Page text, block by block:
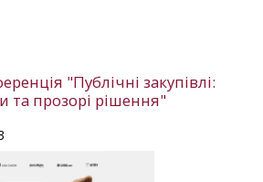
"Публічні закупівлі:
та прозорі рішення"